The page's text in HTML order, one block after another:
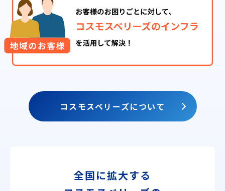
コスモスベリーズについて
全国に拡大する